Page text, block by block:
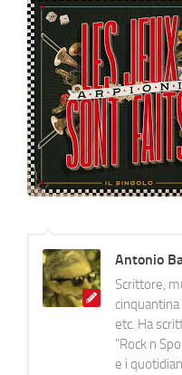
Antonio
Scrittore,
etc. Ha
"Rock n
e i